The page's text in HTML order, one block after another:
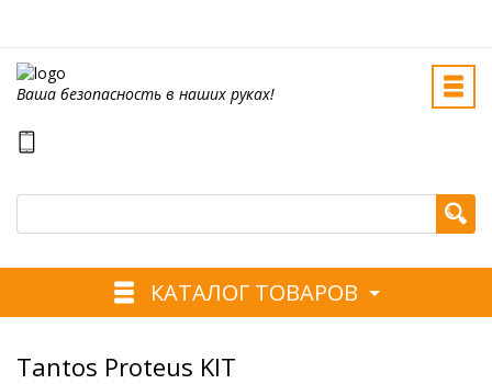
Ваша безопасность в наших руках!
КАТАЛОГ ТОВАРОВ
Tantos Proteus KIT